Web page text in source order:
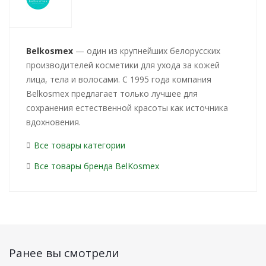
Belkosmex — один из крупнейших белорусских
производителей косметики для ухода за кожей
лица, тела и волосами. С 1995 года компания
Belkosmex предлагает только лучшее для
сохранения естественной красоты как источника
вдохновения.
Все товары категории
Все товары бренда BelKosmex
Ранее вы смотрели